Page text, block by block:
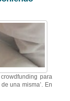
para
una misma’. En